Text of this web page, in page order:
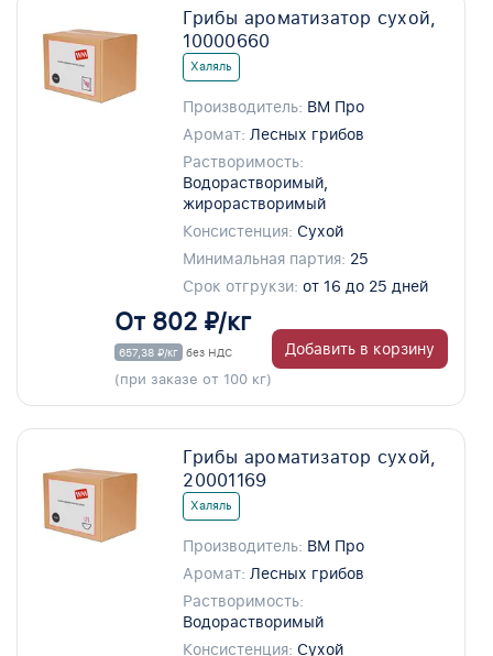
Грибы ароматизатор сухой,
10000660
Халяль
Производитель: ВМ Про
Аромат: Лесных грибов
Растворимость:
Водорастворимый,
жирорастворимый
Консистенция: Сухой
Минимальная партия: 25
Срок отгрукзи: от 16 до 25 дней
От 802 ₽/кг
657,38 ₽/кг без НДС
(при заказе от 100 кг)
Добавить в корзину
Грибы ароматизатор сухой,
20001169
Халяль
Производитель: ВМ Про
Аромат: Лесных грибов
Растворимость:
Водорастворимый
Консистенция: Сухой